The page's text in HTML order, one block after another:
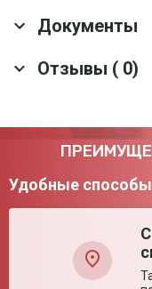
Основные
устройство
Тип тормозного
Материал рамы
Тип рамы
Задние шины
Передние шины
Документы
Скачать все
Отзывы ( 0)
Удобные